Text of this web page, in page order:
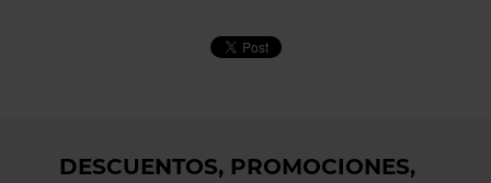
DESCUENTOS, PROMOCIONES,